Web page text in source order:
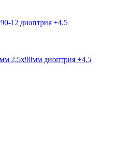
12 диоптрия +4.5
2,5х90мм диоптрия +4.5